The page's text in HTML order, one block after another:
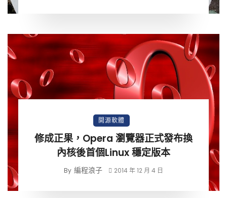
開源軟體
修成正果，Opera 瀏覽器正式發布換
內核後首個Linux 穩定版本
By 編程浪子 2014 年 12 月 4 日